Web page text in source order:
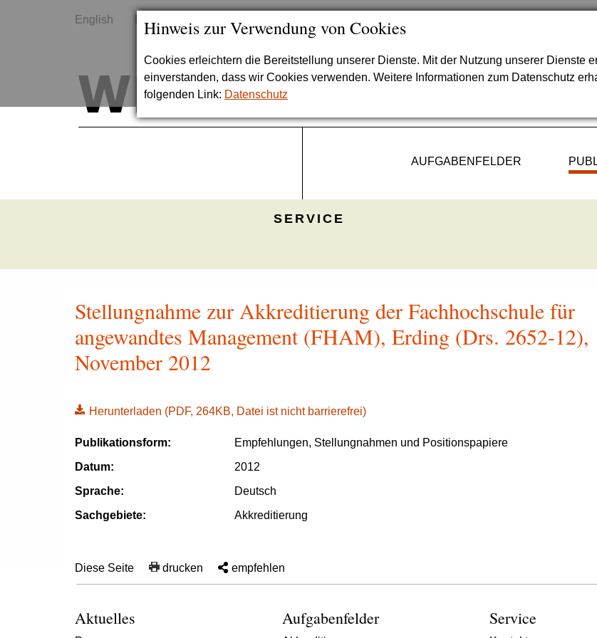
Hinweis zur Verwendung von Cookies
Cookies erleichtern die Bereitstellung unserer Dienste. Mit der Nutzung unserer Dienste
einverstanden, dass wir Cookies verwenden. Weitere Informationen zum Datenschutz
folgenden Link: Datenschutz
English
AUFGABENFELDER
SERVICE
Stellungnahme zur Akkreditierung der Fachhochschule für
angewandtes Management (FHAM), Erding (Drs. 2652-12),
November 2012
Herunterladen (PDF, 264KB, Datei ist nicht barrierefrei)
Publikationsform:
Empfehlungen, Stellungnahmen und Positionspapiere
Datum:
2012
Sprache:
Deutsch
Sachgebiete:
Akkreditierung
Diese Seite drucken empfehlen
Aktuelles Aufgabenfelder Service